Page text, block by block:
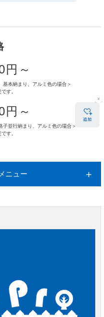
円～
本納まり、アルミ色の場合＞
す。
円～
並行納まり、アルミ色の場合＞
す。
ニュー